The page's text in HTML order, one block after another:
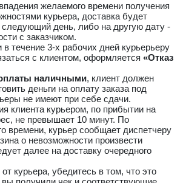
желаемого времени получения
курьера, доставка будет
следующий день, либо на другую дату -
с заказчиком.
течение 3-х рабочих дней курьерьеру
с клиентом, оформляется «Отказ
наличными, клиент должен
деньги на оплату заказа под
не имеют при себе сдачи.
клиента курьером, по прибытии на
не превышает 10 минут. По
времени, курьер сообщает диспетчеру
о невозможности произвести
далее на доставку очередного
курьера, убедитесь в том, что это